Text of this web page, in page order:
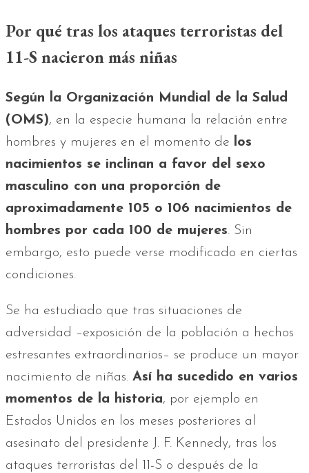
Por qué tras los ataques terroristas del
11-S nacieron más niñas
Según la Organización Mundial de la Salud
(OMS), en la especie humana la relación entre
hombres y mujeres en el momento de
los
nacimientos se inclinan a favor del sexo
masculino con una proporción de
aproximadamente 105 o 106 nacimientos de
hombres por cada 100 de mujeres. Sin
embargo, esto puede verse modificado en ciertas
condiciones.
Se ha estudiado que tras situaciones de
adversidad –exposición de la población a hechos
estresantes extraordinarios– se produce un mayor
nacimiento de niñas. Así ha sucedido en varios
momentos de la historia, por ejemplo en
Estados Unidos en los meses posteriores al
asesinato del presidente J. F. Kennedy, tras los
ataques terroristas del 11-S o después de la